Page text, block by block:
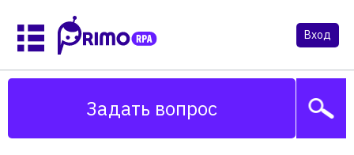
Вход
Задать вопрос